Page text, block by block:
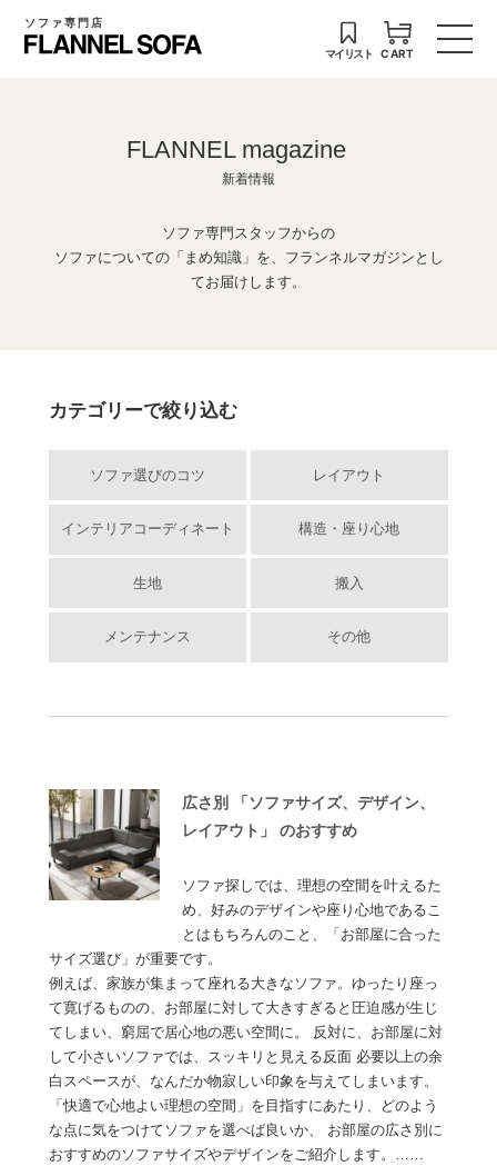
ソファ専門店
マイリスト CART
FLANNEL magazine
新着情報
ソファ専門スタッフからの
ソファについての「まめ知識」を、フランネルマガジンとし
てお届けします。
カテゴリーで絞り込む
ソファ選びのコツ レイアウト
インテリアコーディネート 構造・座り心地
生地 搬入
メンテナンス その他
広さ別 「ソファサイズ、デザイン、
レイアウト」 のおすすめ
ソファ探しでは、理想の空間を叶えるた
め、好みのデザインや座り心地であるこ
とはもちろんのこと、「お部屋に合った
サイズ選び」が重要です。
例えば、家族が集まって座れる大きなソファ。ゆったり座っ
て寛げるものの、お部屋に対して大きすぎると圧迫感が生じ
てしまい、窮屈で居心地の悪い空間に。 反対に、お部屋に対
して小さいソファでは、スッキリと見える反面 必要以上の余
白スペースが、なんだか物寂しい印象を与えてしまいます。
「快適で心地よい理想の空間」を目指すにあたり、どのよう
な点に気をつけてソファを選べば良いか、 お部屋の広さ別に
おすすめのソファサイズやデザインをご紹介します。……